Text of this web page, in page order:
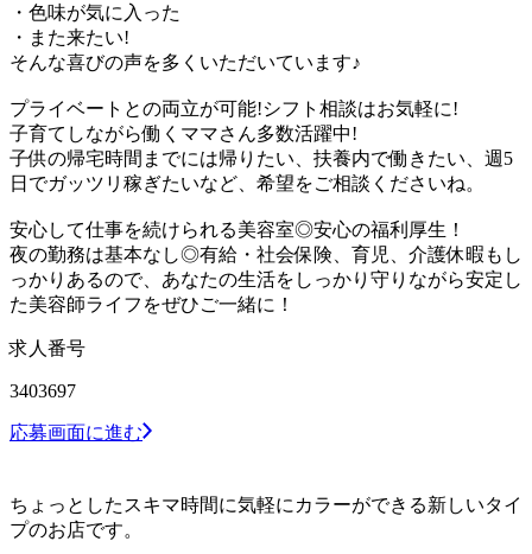
・色味が気に入った
・また来たい!
そんな喜びの声を多くいただいています♪
プライベートとの両立が可能!シフト相談はお気軽に!
子育てしながら働くママさん多数活躍中!
子供の帰宅時間までには帰りたい、扶養内で働きたい、週5
日でガッツリ稼ぎたいなど、希望をご相談くださいね。
安心して仕事を続けられる美容室◎安心の福利厚生！
夜の勤務は基本なし◎有給・社会保険、育児、介護休暇もし
っかりあるので、あなたの生活をしっかり守りながら安定し
た美容師ライフをぜひご一緒に！
求人番号
3403697
応募画面に進む
ちょっとしたスキマ時間に気軽にカラーができる新しいタイ
プのお店です。